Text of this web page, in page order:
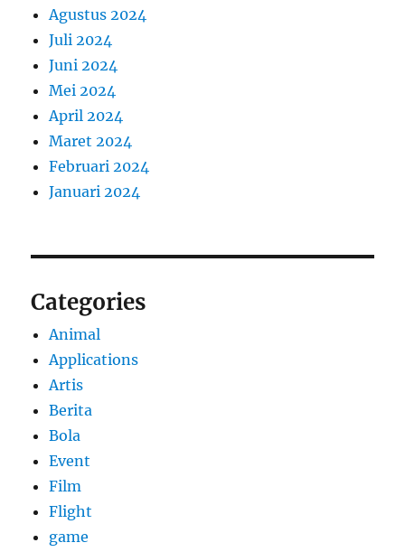
Agustus 2024
Juli 2024
Juni 2024
Mei 2024
April 2024
Maret 2024
Februari 2024
Januari 2024
Categories
Animal
Applications
Artis
Berita
Bola
Event
Film
Flight
game